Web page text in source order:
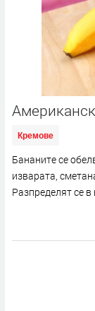
Кремове
Бананите се
изварата,
Разпределят се в